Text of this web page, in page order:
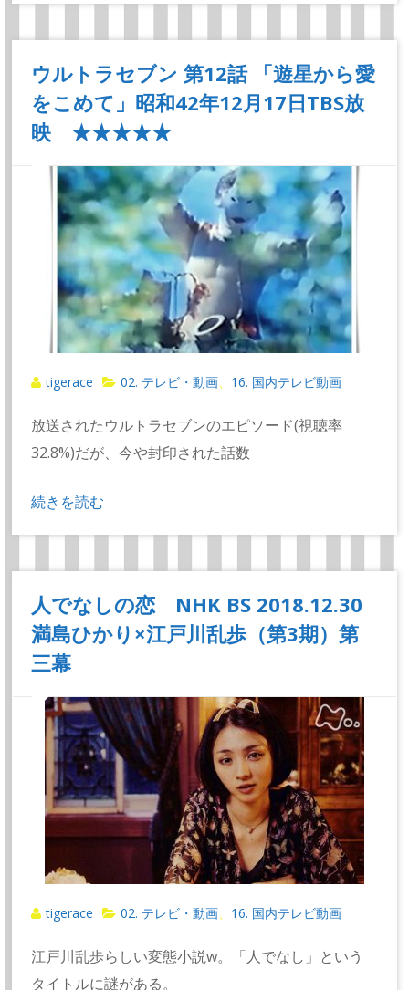
ウルトラセブン 第12話 「遊星から愛
をこめて」昭和42年12月17日TBS放
映 ★★★★★
tigerace 02. テレビ・動画 16. 国内テレビ動画
放送されたウルトラセブンのエピソード(視聴率
32.8%)だが、今や封印された話数
続きを読む
人でなしの恋 NHK BS 2018.12.30
満島ひかり×江戸川乱歩（第3期）第
三幕
tigerace 02. テレビ・動画 16. 国内テレビ動画
江戸川乱歩らしい変態小説w。「人でなし」という
タイトルに謎がある。